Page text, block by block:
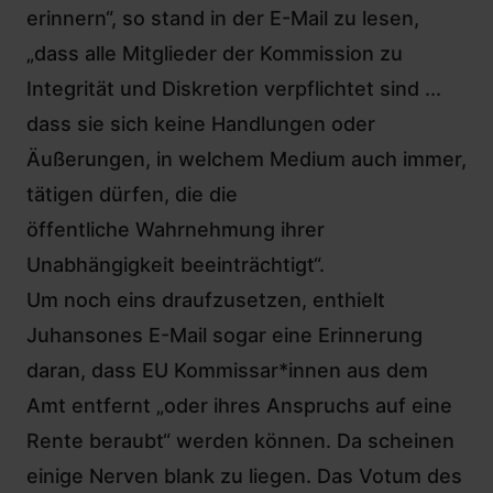
erinnern“, so stand in der E-Mail zu lesen,
„dass alle Mitglieder der Kommission zu
Integrität und Diskretion verpflichtet sind ...
dass sie sich keine Handlungen oder
Äußerungen, in welchem Medium auch immer,
tätigen dürfen, die die
öffentliche Wahrnehmung ihrer
Unabhängigkeit beeinträchtigt“.
Um noch eins draufzusetzen, enthielt
Juhansones E-Mail sogar eine Erinnerung
daran, dass EU Kommissar*innen aus dem
Amt entfernt „oder ihres Anspruchs auf eine
Rente beraubt“ werden können. Da scheinen
einige Nerven blank zu liegen. Das Votum des